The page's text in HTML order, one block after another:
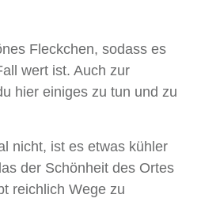
Fleckchen, sodass es
wert ist. Auch zur
hier einiges zu tun und zu
nicht, ist es etwas kühler
der Schönheit des Ortes
reichlich Wege zu